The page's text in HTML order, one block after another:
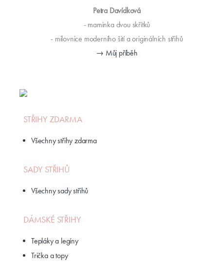
Petra Davídková
- maminka dvou skřítků
- milovnice moderního šití a originálních střihů
→ Můj příběh
STŘIHY ZDARMA
Všechny střihy zdarma
SADY STŘIHŮ
Všechny sady střihů
DÁMSKÉ STŘIHY
Tepláky a legíny
Trička a topy